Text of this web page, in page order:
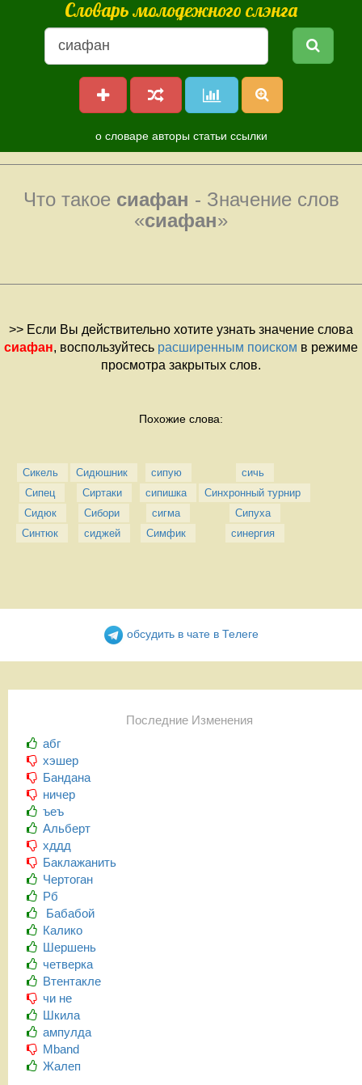
Словарь молодежного слэнга
о словаре авторы статьи ссылки
Что такое сиафан - Значение слов
«сиафан»
>> Если Вы действительно хотите узнать значение слова
сиафан, воспользуйтесь расширенным поиском в режиме
просмотра закрытых слов.
Похожие слова:
Сикель
Сипец
Сидюк
Синтюк
Сидюшник
Сиртаки
Сибори
сиджей
сипую
сипишка
сигма
Симфик
сичь
Синхронный турнир
Сипуха
синергия
обсудить в чате в Телеге
Последние Изменения
абг
хэшер
Бандана
ничер
ъеъ
Альберт
хддд
Баклажанить
Чертоган
Рб
Бабабой
Калико
Шершень
четверка
Втентакле
чи не
Шкила
ампулда
Mband
Жалеп